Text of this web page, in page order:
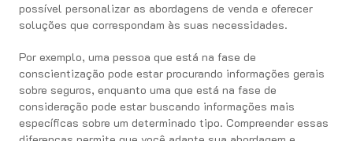
possível personalizar as abordagens de venda e oferecer
soluções que correspondam às suas necessidades.
Por exemplo, uma pessoa que está na fase de
conscientização pode estar procurando informações gerais
sobre seguros, enquanto uma que está na fase de
consideração pode estar buscando informações mais
específicas sobre um determinado tipo. Compreender essas